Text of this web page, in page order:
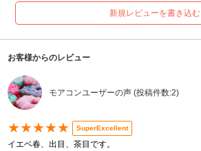
新規レビューを書き込む
お客様からのレビュー
モアコンユーザーの声 (投稿件数:2)
★★★★★ SuperExcellent
イエベ春、出目、茶目です。